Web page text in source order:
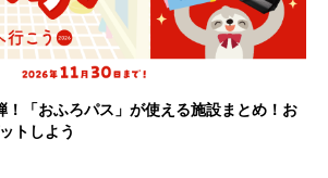
！「おふろパス」が使える施設まとめ！お
トしよう